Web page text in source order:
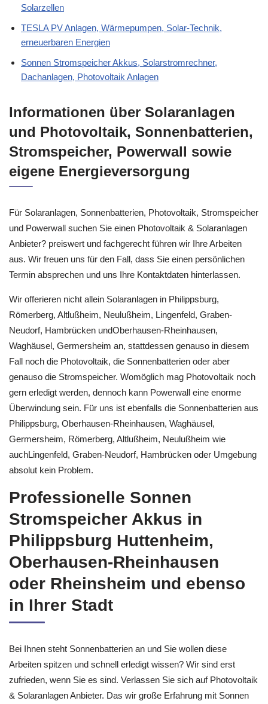
Solarzellen
TESLA PV Anlagen, Wärmepumpen, Solar-Technik,
erneuerbaren Energien
Sonnen Stromspeicher Akkus, Solarstromrechner,
Dachanlagen, Photovoltaik Anlagen
Informationen über Solaranlagen
und Photovoltaik, Sonnenbatterien,
Stromspeicher, Powerwall sowie
eigene Energieversorgung
Für Solaranlagen, Sonnenbatterien, Photovoltaik, Stromspeicher
und Powerwall suchen Sie einen Photovoltaik & Solaranlagen
Anbieter? preiswert und fachgerecht führen wir Ihre Arbeiten
aus. Wir freuen uns für den Fall, dass Sie einen persönlichen
Termin absprechen und uns Ihre Kontaktdaten hinterlassen.
Wir offerieren nicht allein Solaranlagen in Philippsburg,
Römerberg, Altlußheim, Neulußheim, Lingenfeld, Graben-
Neudorf, Hambrücken undOberhausen-Rheinhausen,
Waghäusel, Germersheim an, stattdessen genauso in diesem
Fall noch die Photovoltaik, die Sonnenbatterien oder aber
genauso die Stromspeicher. Womöglich mag Photovoltaik noch
gern erledigt werden, dennoch kann Powerwall eine enorme
Überwindung sein. Für uns ist ebenfalls die Sonnenbatterien aus
Philippsburg, Oberhausen-Rheinhausen, Waghäusel,
Germersheim, Römerberg, Altlußheim, Neulußheim wie
auchLingenfeld, Graben-Neudorf, Hambrücken oder Umgebung
absolut kein Problem.
Professionelle Sonnen
Stromspeicher Akkus in
Philippsburg Huttenheim,
Oberhausen-Rheinhausen
oder Rheinsheim und ebenso
in Ihrer Stadt
Bei Ihnen steht Sonnenbatterien an und Sie wollen diese
Arbeiten spitzen und schnell erledigt wissen? Wir sind erst
zufrieden, wenn Sie es sind. Verlassen Sie sich auf Photovoltaik
& Solaranlagen Anbieter. Das wir große Erfahrung mit Sonnen